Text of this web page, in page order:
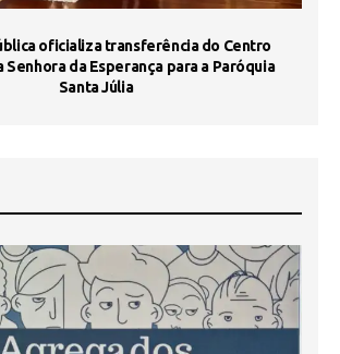
oficializa transferência do Centro
Senhora da Esperança para a Paróquia
Santa Júlia